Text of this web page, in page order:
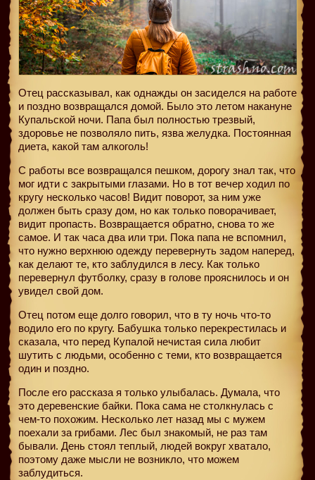
Отец рассказывал, как однажды он засиделся на работе
и поздно возвращался домой. Было это летом накануне
Купальской ночи. Папа был полностью трезвый,
здоровье не позволяло пить, язва желудка. Постоянная
диета, какой там алкоголь!
С работы все возвращался пешком, дорогу знал так, что
мог идти с закрытыми глазами. Но в тот вечер ходил по
кругу несколько часов! Видит поворот, за ним уже
должен быть сразу дом, но как только поворачивает,
видит пропасть. Возвращается обратно, снова то же
самое. И так часа два или три. Пока папа не вспомнил,
что нужно верхнюю одежду перевернуть задом наперед,
как делают те, кто заблудился в лесу. Как только
перевернул футболку, сразу в голове прояснилось и он
увидел свой дом.
Отец потом еще долго говорил, что в ту ночь что-то
водило его по кругу. Бабушка только перекрестилась и
сказала, что перед Купалой нечистая сила любит
шутить с людьми, особенно с теми, кто возвращается
один и поздно.
После его рассказа я только улыбалась. Думала, что
это деревенские байки. Пока сама не столкнулась с
чем-то похожим. Несколько лет назад мы с мужем
поехали за грибами. Лес был знакомый, не раз там
бывали. День стоял теплый, людей вокруг хватало,
поэтому даже мысли не возникло, что можем
заблудиться.